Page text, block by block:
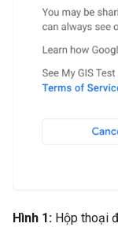
Hình 1: Hộp thoại